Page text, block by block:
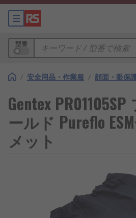
型番
/ 安全用品・作業服 / 顔面・眼保
Gentex
ールド Pureflo
メット